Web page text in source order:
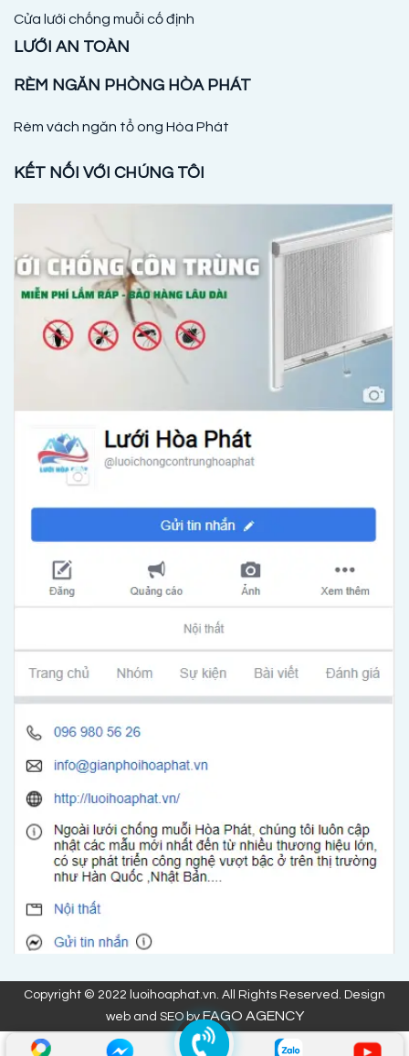
Cửa lưới chống muỗi cố định
LƯỚI AN TOÀN
RÈM NGĂN PHÒNG HÒA PHÁT
Rèm vách ngăn tổ ong Hòa Phát
KẾT NỐI VỚI CHÚNG TÔI
Copyright © 2022 luoihoaphat.vn. All Rights Reserved. Design
web and SEO byFAGO AGENCY